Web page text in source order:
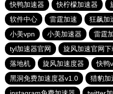
快鸭加速器
快柠檬加速器
软件中心
雷霆加速 狂飙加
小美vpn
小美加速器 雷霆
tyl加速器官网
旋风加速官网下
落地机
旋风加速度器
快鸭
黑洞免费加速度器v1.0
猎豹加